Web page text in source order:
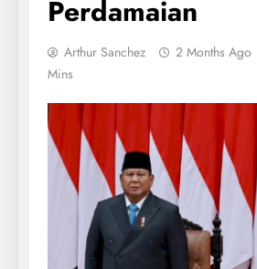
Perdamaian
Arthur Sanchez 2 Months Ago
Mins